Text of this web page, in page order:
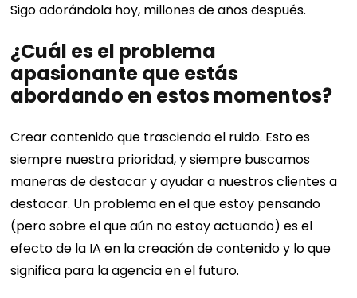
Sigo adorándola hoy, millones de años después.
¿Cuál es el problema
apasionante que estás
abordando en estos momentos?
Crear contenido que trascienda el ruido. Esto es
siempre nuestra prioridad, y siempre buscamos
maneras de destacar y ayudar a nuestros clientes a
destacar. Un problema en el que estoy pensando
(pero sobre el que aún no estoy actuando) es el
efecto de la IA en la creación de contenido y lo que
significa para la agencia en el futuro.